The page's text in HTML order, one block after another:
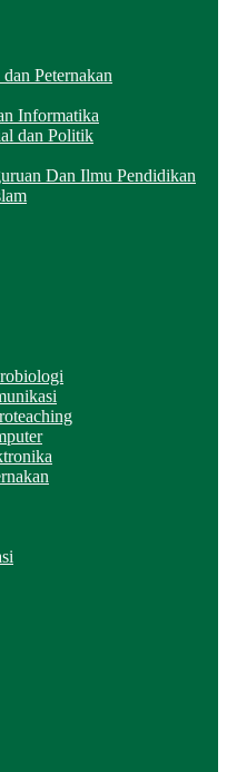
Peternakan
Informatika
dan Politik
Dan Ilmu Pendidikan